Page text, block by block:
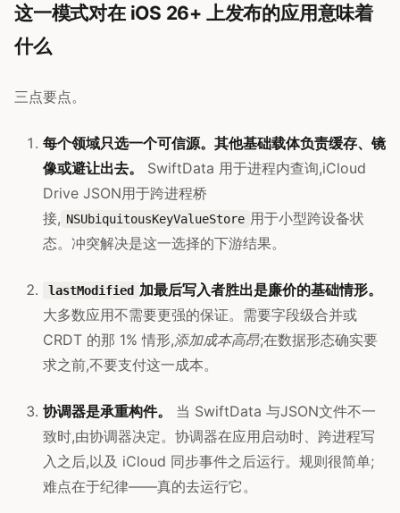
这一模式对在 iOS 26+ 上发布的应用意味着
什么
三点要点。
每个领域只选一个可信源。其他基础载体负责缓存、镜
像或避让出去。
SwiftData 用于进程内查询,iCloud
Drive JSON用于跨进程桥
接, NSUbiquitousKeyValueStore 用于小型跨设备状
态。冲突解决是这一选择的下游结果。
lastModified 加最后写入者胜出是廉价的基础情形。
大多数应用不需要更强的保证。需要字段级合并或
CRDT 的那 1% 情形,添加成本高昂;在数据形态确实要
求之前,不要支付这一成本。
协调器是承重构件。
当 SwiftData 与JSON文件不一
致时,由协调器决定。协调器在应用启动时、跨进程写
入之后,以及 iCloud 同步事件之后运行。规则很简单;
难点在于纪律——真的去运行它。